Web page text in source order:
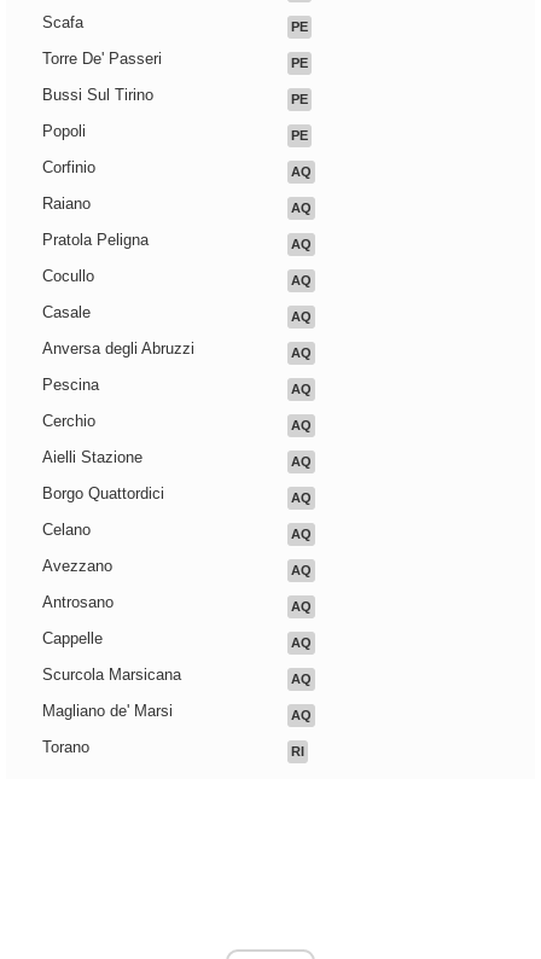
Scafa PE
Torre De' Passeri PE
Bussi Sul Tirino PE
Popoli PE
Corfinio AQ
Raiano AQ
Pratola Peligna AQ
Cocullo AQ
Casale AQ
Anversa degli Abruzzi AQ
Pescina AQ
Cerchio AQ
Aielli Stazione AQ
Borgo Quattordici AQ
Celano AQ
Avezzano AQ
Antrosano AQ
Cappelle AQ
Scurcola Marsicana AQ
Magliano de' Marsi AQ
Torano RI